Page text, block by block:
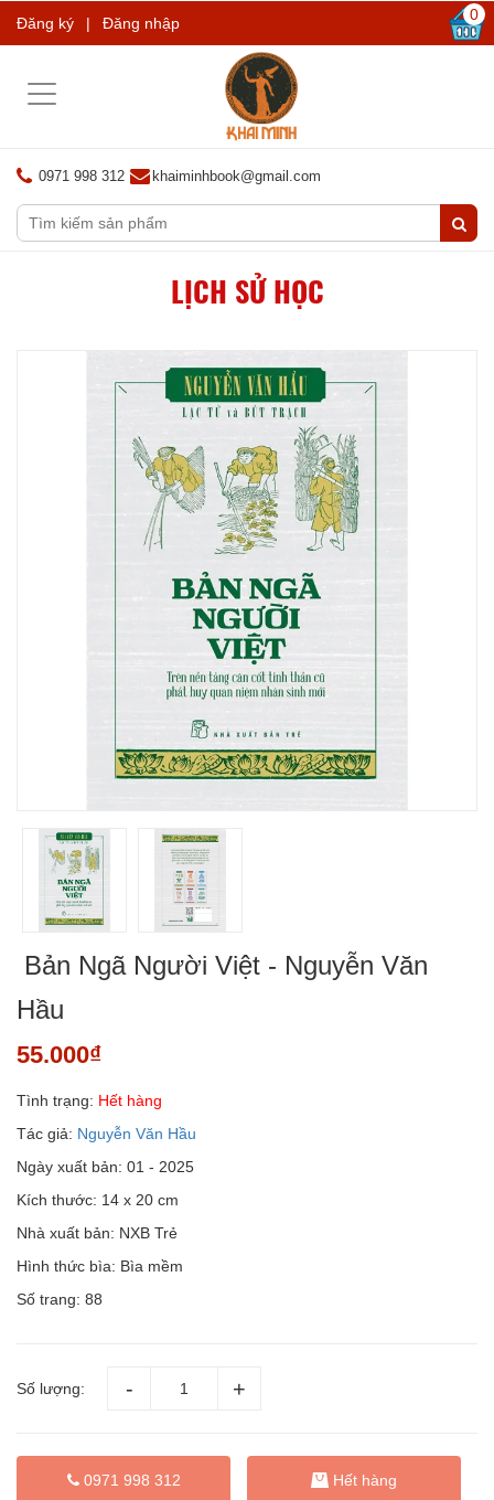
Đăng ký | Đăng nhập 0
Toggle
0971 998 312 khaiminhbook@gmail.com
LỊCH SỬ HỌC
Bản Ngã Người Việt - Nguyễn Văn
Hầu
55.000₫
Tình trạng: Hết hàng
Tác giả: Nguyễn Văn Hầu
Ngày xuất bản: 01 - 2025
Kích thước: 14 x 20 cm
Nhà xuất bản: NXB Trẻ
Hình thức bìa: Bìa mềm
Số trang: 88
Số lượng:
0971 998 312 Hết hàng